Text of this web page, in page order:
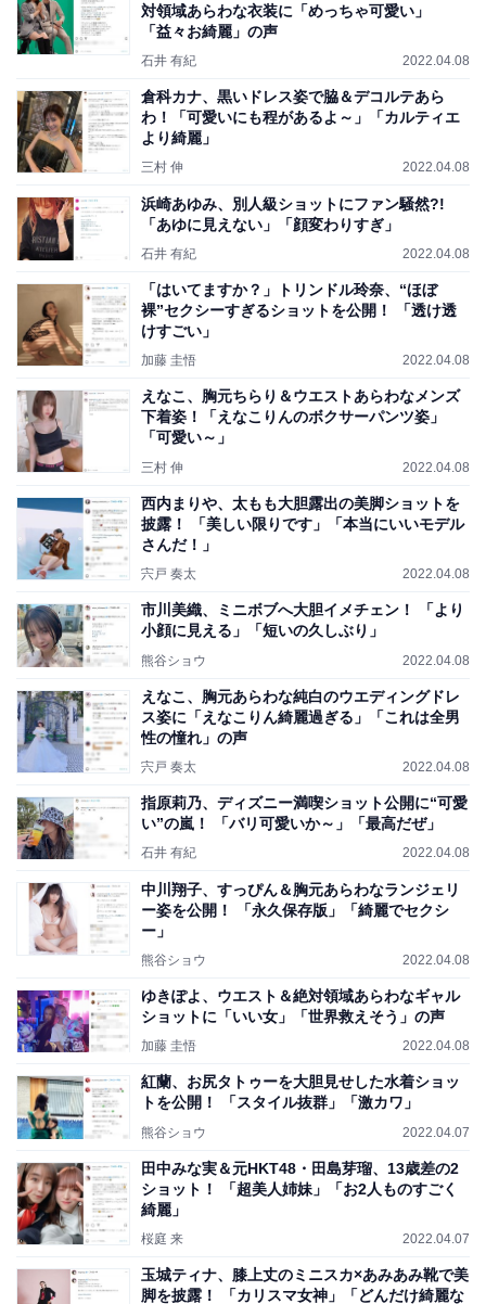
対領域あらわな衣装に「めっちゃ可愛い」
「益々お綺麗」の声
石井 有紀 2022.04.08
倉科カナ、黒いドレス姿で脇＆デコルテあら
わ！「可愛いにも程があるよ～」「カルティエ
より綺麗」
三村 伸 2022.04.08
浜崎あゆみ、別人級ショットにファン騒然?!
「あゆに見えない」「顔変わりすぎ」
石井 有紀 2022.04.08
「はいてますか？」トリンドル玲奈、“ほぼ
裸”セクシーすぎるショットを公開！ 「透け透
けすごい」
加藤 圭悟 2022.04.08
えなこ、胸元ちらり＆ウエストあらわなメンズ
下着姿！「えなこりんのボクサーパンツ姿」
「可愛い～」
三村 伸 2022.04.08
西内まりや、太もも大胆露出の美脚ショットを
披露！ 「美しい限りです」「本当にいいモデル
さんだ！」
宍戸 奏太 2022.04.08
市川美織、ミニボブへ大胆イメチェン！ 「より
小顔に見える」「短いの久しぶり」
熊谷ショウ 2022.04.08
えなこ、胸元あらわな純白のウエディングドレ
ス姿に「えなこりん綺麗過ぎる」「これは全男
性の憧れ」の声
宍戸 奏太 2022.04.08
指原莉乃、ディズニー満喫ショット公開に“可愛
い”の嵐！ 「バリ可愛いか～」「最高だぜ」
石井 有紀 2022.04.08
中川翔子、すっぴん＆胸元あらわなランジェリ
ー姿を公開！ 「永久保存版」「綺麗でセクシ
ー」
熊谷ショウ 2022.04.08
ゆきぽよ、ウエスト＆絶対領域あらわなギャル
ショットに「いい女」「世界救えそう」の声
加藤 圭悟 2022.04.08
紅蘭、お尻タトゥーを大胆見せした水着ショッ
トを公開！ 「スタイル抜群」「激カワ」
熊谷ショウ 2022.04.07
田中みな実＆元HKT48・田島芽瑠、13歳差の2
ショット！ 「超美人姉妹」「お2人ものすごく
綺麗」
桜庭 来 2022.04.07
玉城ティナ、膝上丈のミニスカ×あみあみ靴で美
脚を披露！ 「カリスマ女神」「どんだけ綺麗な